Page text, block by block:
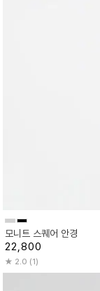
모니트 스퀘어 안경
22,800
2.0 (1)